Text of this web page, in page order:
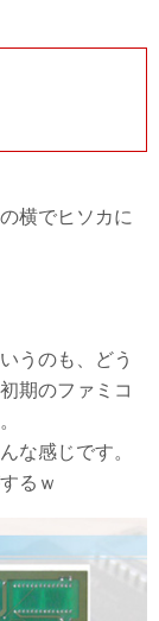
横でヒソカに
うのも、どう
期のファミコ
な感じです。
るｗ